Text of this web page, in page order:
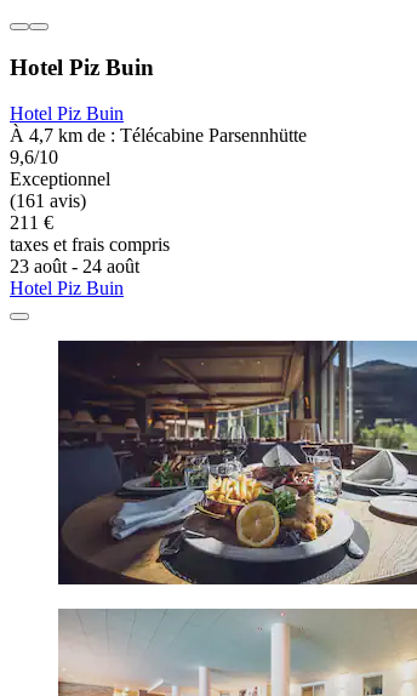
Hotel Piz Buin
Hotel Piz Buin
À 4,7 km de : Télécabine Parsennhütte
9,6/10
Exceptionnel
(161 avis)
211 €
taxes et frais compris
23 août - 24 août
Hotel Piz Buin